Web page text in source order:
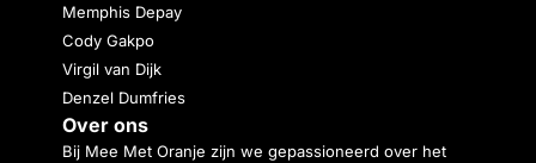
Memphis Depay
Cody Gakpo
Virgil van Dijk
Denzel Dumfries
Over ons
Bij Mee Met Oranje zijn we gepassioneerd over het